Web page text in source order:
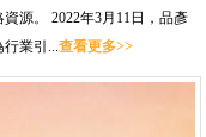
。 2022年3月11日，品彥
行業引...查看更多>>